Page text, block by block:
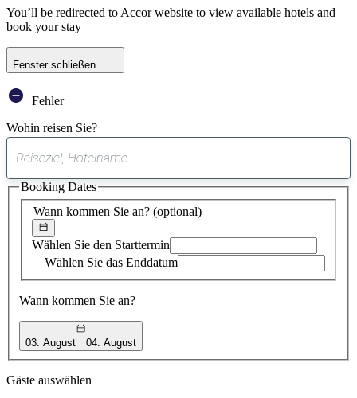
You’ll be redirected to Accor website to view available hotels and
book your stay
Fenster schließen
Fehler
Wohin reisen Sie?
gefundener
Vorschlag
Wann kommen Sie an? (optional)
Wählen Sie den Starttermin
Wählen Sie das Enddatum
Wann kommen Sie an?
03. August 04. August
Booking Dates
Gäste auswählen